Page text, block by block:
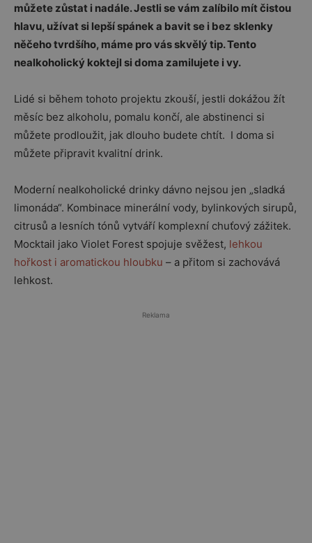
můžete zůstat i nadále. Jestli se vám zalíbilo mít čistou
hlavu, užívat si lepší spánek a bavit se i bez sklenky
něčeho tvrdšího, máme pro vás skvělý tip. Tento
nealkoholický koktejl si doma zamilujete i vy.
Lidé si během tohoto projektu zkouší, jestli dokážou žít
měsíc bez alkoholu, pomalu končí, ale abstinenci si
můžete prodloužit, jak dlouho budete chtít. I doma si
můžete připravit kvalitní drink.
Moderní nealkoholické drinky dávno nejsou jen „sladká
limonáda“. Kombinace minerální vody, bylinkových sirupů,
citrusů a lesních tónů vytváří komplexní chuťový zážitek.
Mocktail jako Violet Forest spojuje svěžest, lehkou
hořkost i aromatickou hloubku – a přitom si zachovává
lehkost.
Reklama